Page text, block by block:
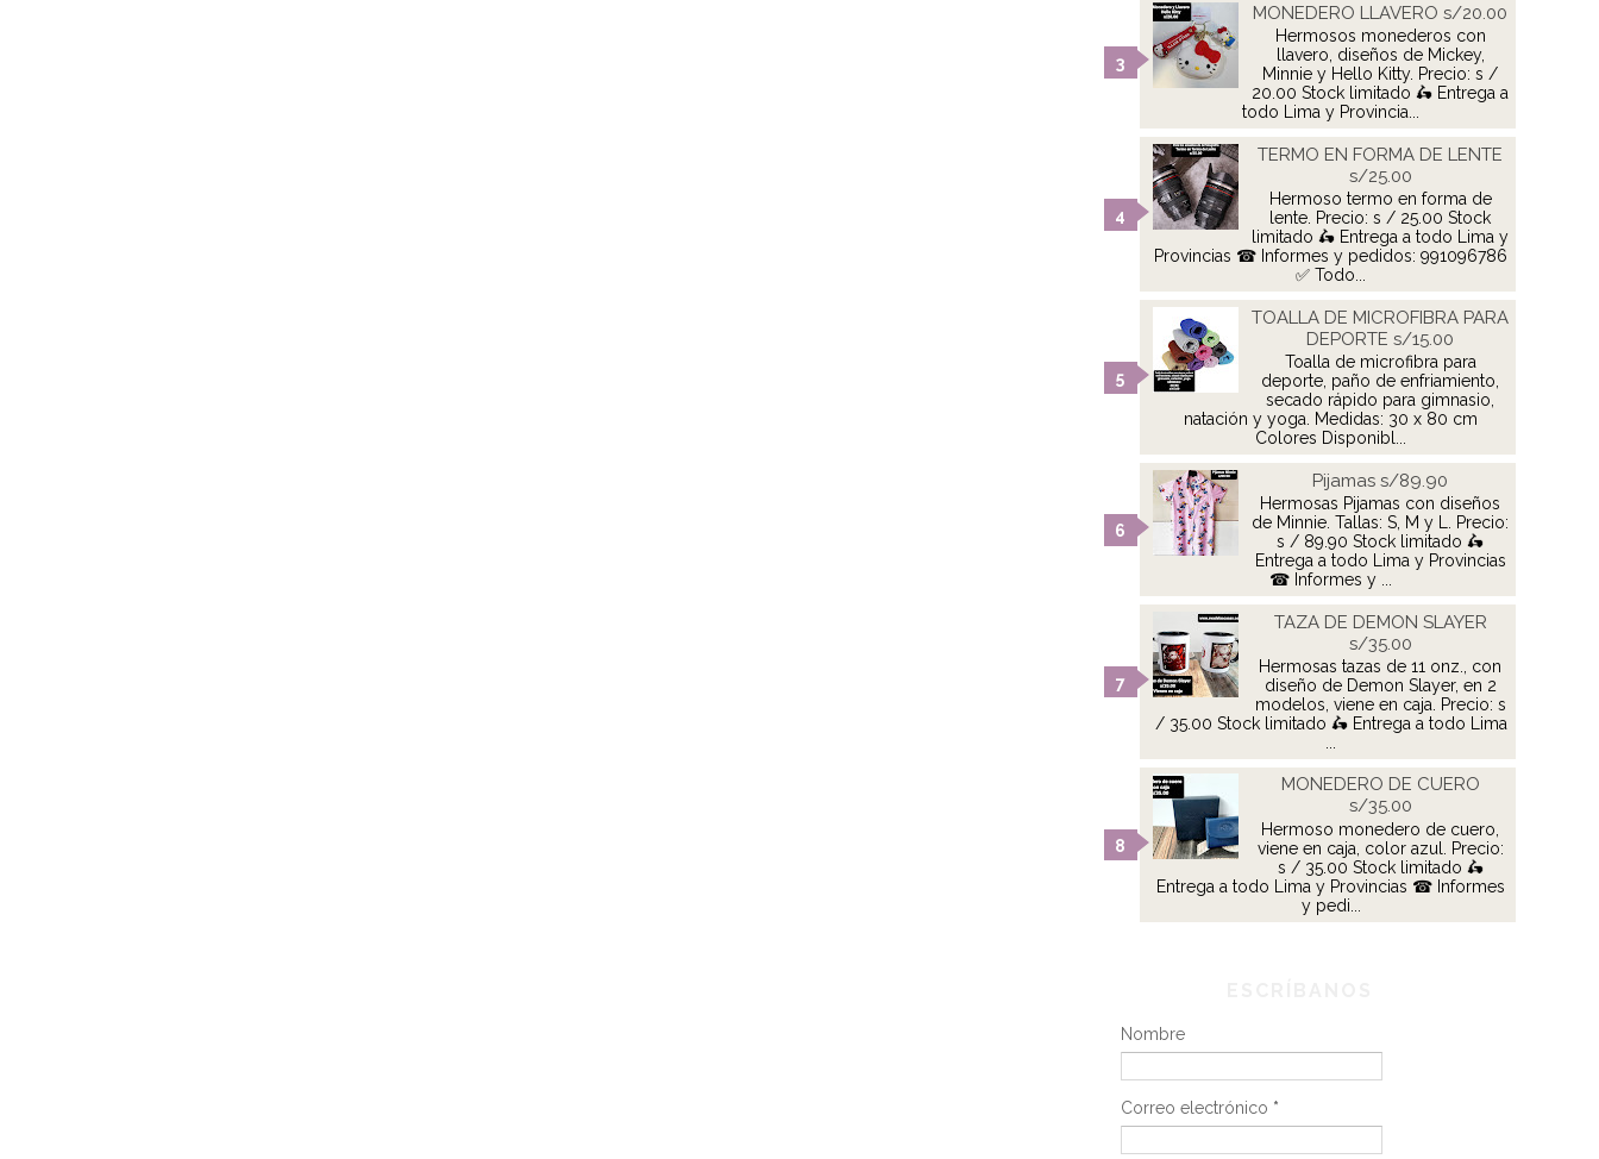
MONEDERO LLAVERO s/20.00
Hermosos monederos con
llavero, diseños de Mickey,
Minnie y Hello Kitty. Precio: s /
20.00 Stock limitado 🛵 Entrega a
todo Lima y Provincia...
TERMO EN FORMA DE LENTE
s/25.00
Hermoso termo en forma de
lente. Precio: s / 25.00 Stock
limitado 🛵 Entrega a todo Lima y
Provincias ☎ Informes y pedidos: 991096786
✅ Todo...
TOALLA DE MICROFIBRA PARA
DEPORTE s/15.00
Toalla de microfibra para
deporte, paño de enfriamiento,
secado rápido para gimnasio,
natación y yoga. Medidas: 30 x 80 cm
Colores Disponibl...
Pijamas s/89.90
Hermosas Pijamas con diseños
de Minnie. Tallas: S, M y L. Precio:
s / 89.90 Stock limitado 🛵
Entrega a todo Lima y Provincias
☎ Informes y ...
TAZA DE DEMON SLAYER
s/35.00
Hermosas tazas de 11 onz., con
diseño de Demon Slayer, en 2
modelos, viene en caja. Precio: s
/ 35.00 Stock limitado 🛵 Entrega a todo Lima
...
MONEDERO DE CUERO
s/35.00
Hermoso monedero de cuero,
viene en caja, color azul. Precio:
s / 35.00 Stock limitado 🛵
Entrega a todo Lima y Provincias ☎ Informes
y pedi...
Nombre
Correo electrónico *